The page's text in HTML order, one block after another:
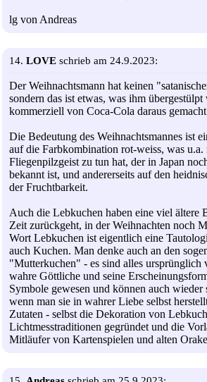
lg von Andreas
14. LOVE schrieb am 24.9.2023:
Der Weihnachtsmann hat keinen
sondern das ist etwas, was ihm übergestülpt
kommerziell von Coca-Cola daraus
Die Bedeutung des Weihnachtsmannes ist
auf die Farbkombination rot-weiss, was u.a.
Fliegenpilzgeist zu tun hat, der in Japan
bekannt ist, und andererseits auf den
der Fruchtbarkeit.
Auch die Lebkuchen haben eine viel ältere
Zeit zurückgeht, in der Weihnachten noch
Wort Lebkuchen ist eigentlich eine
auch Kuchen. Man denke auch an den
"Mutterkuchen" - es sind alles ursprünglich
wahre Göttliche und seine
Symbole gewesen und können auch wieder
wenn man sie in wahrer Liebe selbst
Zutaten - selbst die Dekoration von
Lichtmesstraditionen gegründet und die
Mitläufer von Kartenspielen und alten